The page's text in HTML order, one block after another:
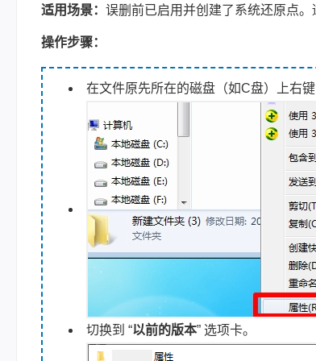
适用场景： 误删前已启用并创建了系统还原点。
操作步骤：
在文件原先所在的磁盘（如C盘）上右
切换到 “以前的版本” 选项卡。